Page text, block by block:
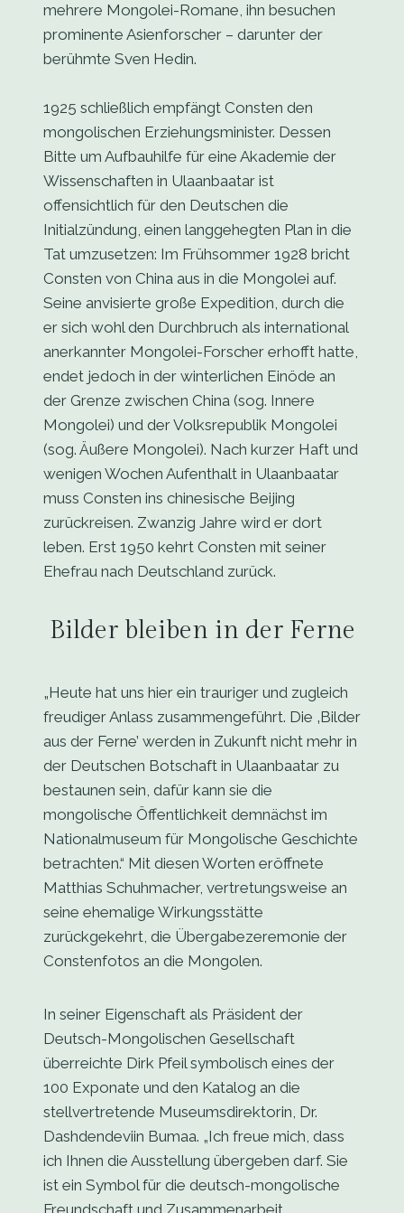
mehrere Mongolei-Romane, ihn besuchen
prominente Asienforscher – darunter der
berühmte Sven Hedin.
1925 schließlich empfängt Consten den
mongolischen Erziehungsminister. Dessen
Bitte um Aufbauhilfe für eine Akademie der
Wissenschaften in Ulaanbaatar ist
offensichtlich für den Deutschen die
Initialzündung, einen langgehegten Plan in die
Tat umzusetzen: Im Frühsommer 1928 bricht
Consten von China aus in die Mongolei auf.
Seine anvisierte große Expedition, durch die
er sich wohl den Durchbruch als international
anerkannter Mongolei-Forscher erhofft hatte,
endet jedoch in der winterlichen Einöde an
der Grenze zwischen China (sog. Innere
Mongolei) und der Volksrepublik Mongolei
(sog. Äußere Mongolei). Nach kurzer Haft und
wenigen Wochen Aufenthalt in Ulaanbaatar
muss Consten ins chinesische Beijing
zurückreisen. Zwanzig Jahre wird er dort
leben. Erst 1950 kehrt Consten mit seiner
Ehefrau nach Deutschland zurück.
Bilder bleiben in der Ferne
„Heute hat uns hier ein trauriger und zugleich
freudiger Anlass zusammengeführt. Die ‚Bilder
aus der Ferne’ werden in Zukunft nicht mehr in
der Deutschen Botschaft in Ulaanbaatar zu
bestaunen sein, dafür kann sie die
mongolische Öffentlichkeit demnächst im
Nationalmuseum für Mongolische Geschichte
betrachten.“ Mit diesen Worten eröffnete
Matthias Schuhmacher, vertretungsweise an
seine ehemalige Wirkungsstätte
zurückgekehrt, die Übergabezeremonie der
Constenfotos an die Mongolen.
In seiner Eigenschaft als Präsident der
Deutsch-Mongolischen Gesellschaft
überreichte Dirk Pfeil symbolisch eines der
100 Exponate und den Katalog an die
stellvertretende Museumsdirektorin, Dr.
Dashdendeviin Bumaa. „Ich freue mich, dass
ich Ihnen die Ausstellung übergeben darf. Sie
ist ein Symbol für die deutsch-mongolische
Freundschaft und Zusammenarbeit.